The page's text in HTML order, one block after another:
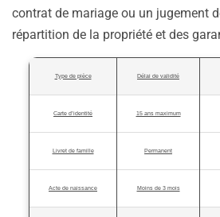
contrat de mariage ou un jugement
répartition de la propriété et des
Type de pièce Délai de validité
Carte d’identité 15 ans maximum
Livret de famille Permanent
Acte de naissance Moins de 3 mois